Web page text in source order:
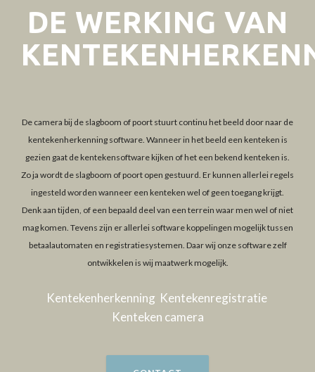
DE WERKING VAN
De camera bij de slagboom of poort stuurt continu het beeld door naar de
kentekenherkenning software. Wanneer in het beeld een kenteken is
gezien gaat dekentekensoftwarekijken of het een bekend kenteken is.
Zo ja wordt de slagboom of poort open gestuurd. Er kunnen allerlei regels
ingesteld worden wanneer een kenteken wel of geen toegang krijgt.
Denk aan tijden, of een bepaald deel van een terrein waar men wel of niet
mag komen. Tevens zijn er allerlei software koppelingen mogelijk tussen
betaalautomaten en registratiesystemen. Daar wij onze software zelf
ontwikkelen is wij maatwerk mogelijk.
Kentekenherkenning Kentekenregistratie
Kenteken camera